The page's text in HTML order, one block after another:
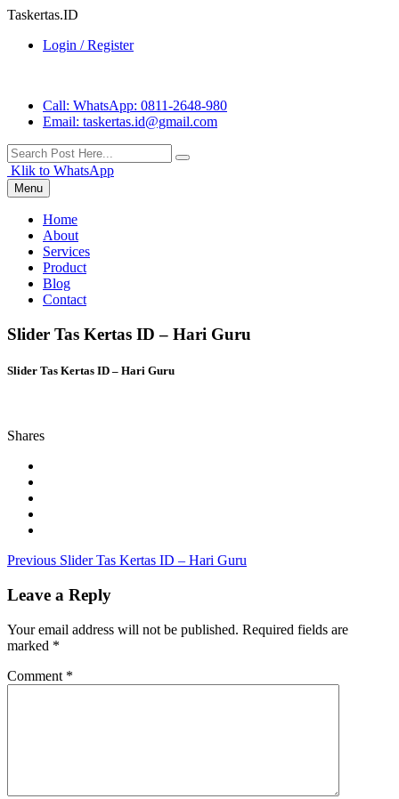
Taskertas.ID
Login / Register
Call: WhatsApp: 0811-2648-980
Email: taskertas.id@gmail.com
Klik to WhatsApp
Menu
Home
About
Services
Product
Blog
Contact
Slider Tas Kertas ID – Hari Guru
Slider Tas Kertas ID – Hari Guru
Shares
Post
navigation
Previous Previous
Slider Tas Kertas ID – Hari Guru
Leave a Reply
Your email address will not be published. Required fields are
marked *
Comment *